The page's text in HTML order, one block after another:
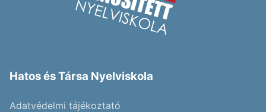
Hatos és Társa Nyelviskola
Adatvédelmi tájékoztató